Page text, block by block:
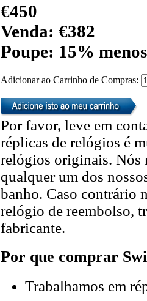
€450
Venda: €382
Poupe: 15% menos
Adicionar ao Carrinho de Compras:
Por favor, leve em
réplicas de relógios é
relógios originais. Nós
qualquer um dos
banho. Caso contrário
relógio de reembolso,
fabricante.
Por que comprar
Trabalhamos em